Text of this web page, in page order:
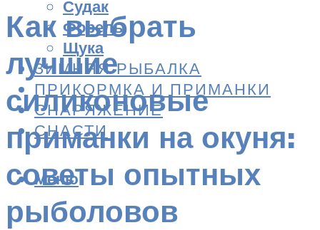
Судак
Форель
Щука
ЗИМНЯЯ РЫБАЛКА
ПРИКОРМКА И ПРИМАНКИ
СНАРЯЖЕНИЕ
СНАСТИ
Меню
Как выбрать
лучшие
силиконовые
приманки на окуня:
советы опытных
рыболовов